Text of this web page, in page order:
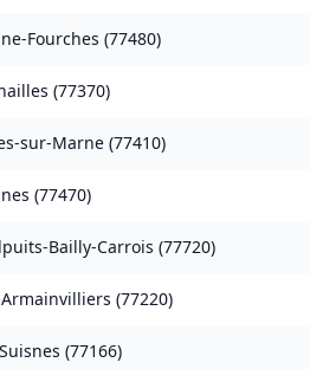
Fourches (77480)
(77370)
sur-Marne (77410)
(77470)
Bailly-Carrois (77720)
(77220)
(77166)